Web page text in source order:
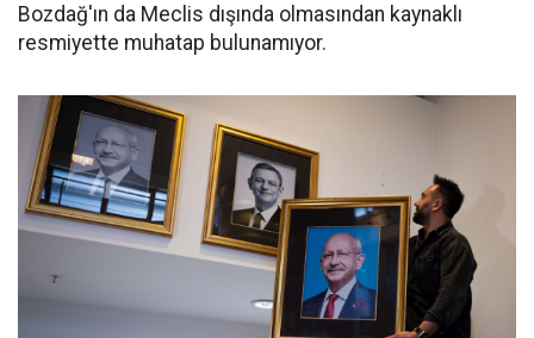
Bozdağ'ın da Meclis dışında olmasından kaynaklı
resmiyette muhatap bulunamıyor.